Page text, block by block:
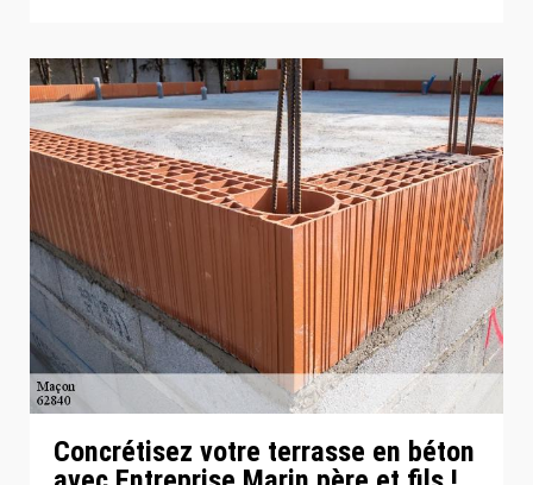
Concrétisez votre terrasse en béton